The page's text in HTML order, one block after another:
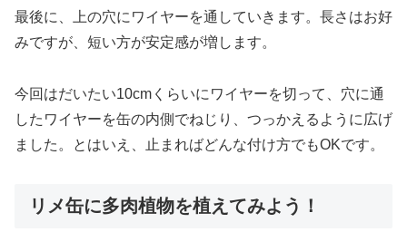
最後に、上の穴にワイヤーを通していきます。長さはお好
みですが、短い方が安定感が増します。
今回はだいたい10cmくらいにワイヤーを切って、穴に通
したワイヤーを缶の内側でねじり、つっかえるように広げ
ました。とはいえ、止まればどんな付け方でもOKです。
リメ缶に多肉植物を植えてみよう！